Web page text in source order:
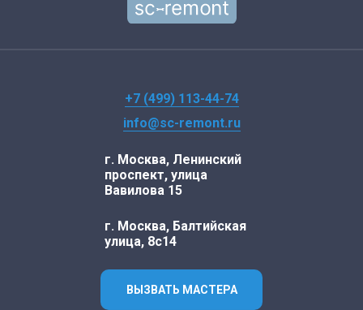
+7 (499) 113-44-74
info@sc-remont.ru
г. Москва, Ленинский
проспект, улица
Вавилова 15
г. Москва, Балтийская
улица, 8с14
ВЫЗВАТЬ МАСТЕРА